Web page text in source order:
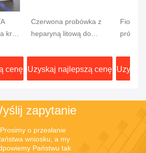
krwi
cenę
Czerwona probówka z
heparyną litową do
Uzyskaj najlepszą cenę
test CF
korek
zapytanie
Prosimy o przesłanie
wniosku, a my
Państwu tak